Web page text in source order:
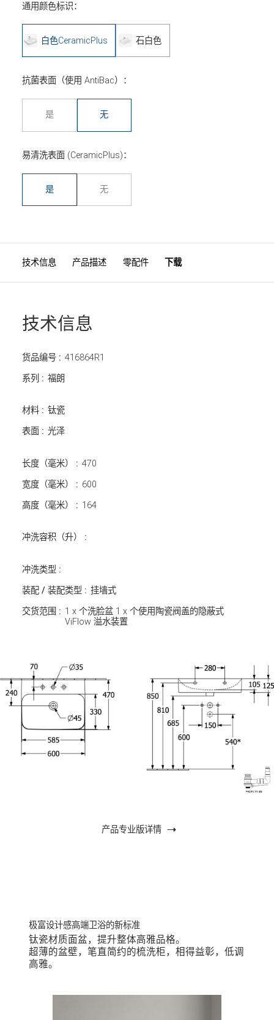
通用颜色标识：
白色CeramicPlus 石白色
抗菌表面（使用 AntiBac）：
是 无
易清洗表面 (CeramicPlus)：
是 无
技术信息 产品描述 零配件 下载
技术信息
货品编号 : 416864R1
系列 : 福朗
材料 : 钛瓷
表面 : 光泽
长度（毫米） : 470
宽度（毫米） : 600
高度（毫米） : 164
冲洗容积（升） :
冲洗类型 :
装配 / 装配类型 : 挂墙式
交货范围 : 1 x 个洗脸盆 1 x 个使用陶瓷阀盖的隐蔽式
ViFlow 溢水装置
产品专业版详情
钛瓷材质面盆，提升整体高雅品格。
超薄的盆壁，笔直简约的梳洗柜，相得益彰，低调
高雅。